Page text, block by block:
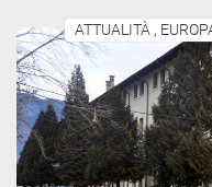
ATTUALITÀ ,